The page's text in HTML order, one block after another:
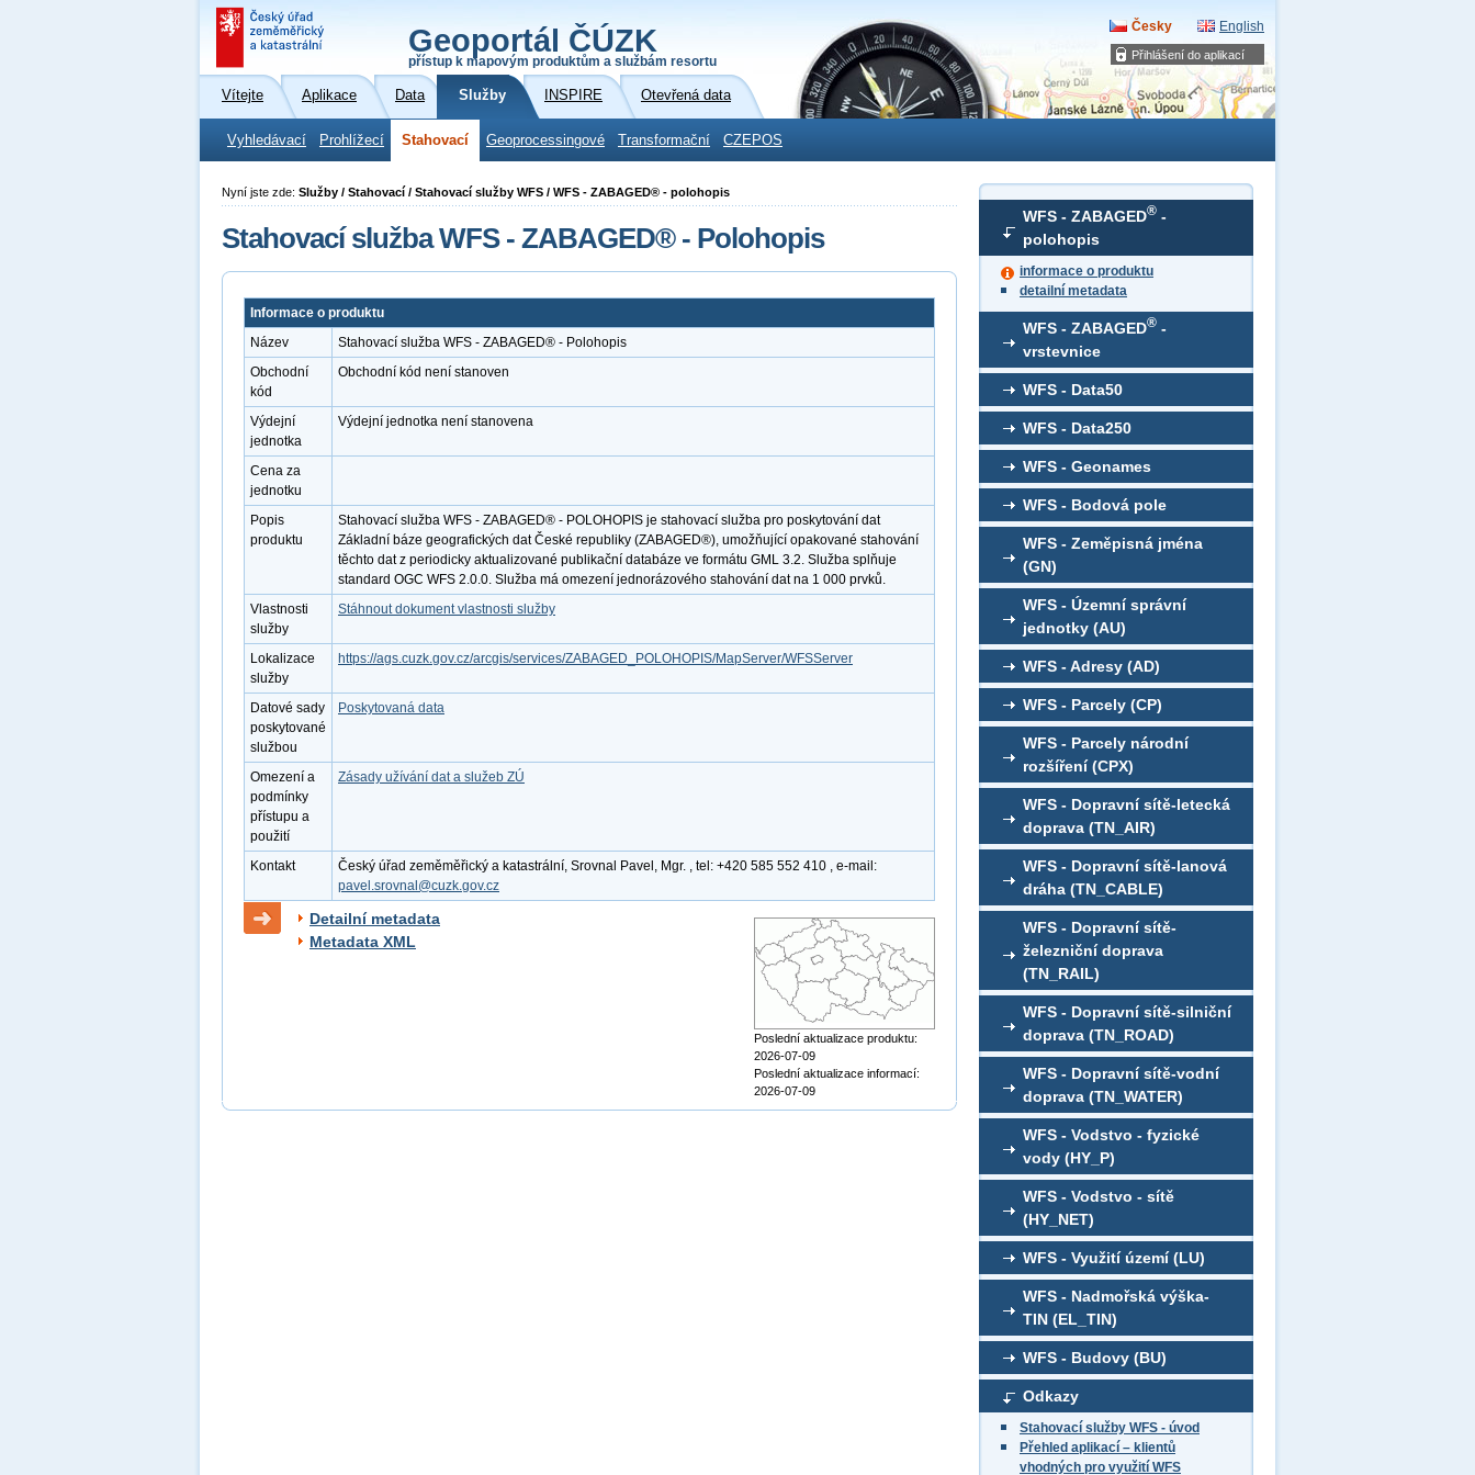
Přihlášení do aplikací
Geoportál ČÚZK
přístup k mapovým produktům a službám resortu
Česky English
Vítejte Aplikace Data Služby INSPIRE Otevřená data
Vyhledávací Prohlížecí Stahovací Geoprocessingové Transformační CZEPOS
WFS - ZABAGED® -
polohopis
informace o produktu
detailní metadata
WFS - ZABAGED® -
vrstevnice
WFS - Data50
WFS - Data250
WFS - Geonames
WFS - Bodová pole
WFS - Zeměpisná jména
(GN)
WFS - Územní správní
jednotky (AU)
WFS - Adresy (AD)
WFS - Parcely (CP)
WFS - Parcely národní
rozšíření (CPX)
WFS - Dopravní sítě-letecká
doprava (TN_AIR)
WFS - Dopravní sítě-lanová
dráha (TN_CABLE)
WFS - Dopravní sítě-
železniční doprava
(TN_RAIL)
WFS - Dopravní sítě-silniční
doprava (TN_ROAD)
WFS - Dopravní sítě-vodní
doprava (TN_WATER)
WFS - Vodstvo - fyzické
vody (HY_P)
WFS - Vodstvo - sítě
(HY_NET)
WFS - Využití území (LU)
WFS - Nadmořská výška-
TIN (EL_TIN)
WFS - Budovy (BU)
Odkazy
Stahovací služby WFS - úvod
Přehled aplikací – klientů
vhodných pro využití WFS
Nyní jste zde: Služby / Stahovací / Stahovací služby WFS / WFS - ZABAGED® - polohopis
Stahovací služba WFS - ZABAGED® - Polohopis
Informace o produktu
Název
Stahovací služba WFS - ZABAGED® - Polohopis
Obchodní
kód
Obchodní kód není stanoven
Výdejní
jednotka
Výdejní jednotka není stanovena
Cena za
jednotku
Popis
produktu
Stahovací služba WFS - ZABAGED® - POLOHOPIS je stahovací služba pro poskytování dat
Základní báze geografických dat České republiky (ZABAGED®), umožňující opakované stahování
těchto dat z periodicky aktualizované publikační databáze ve formátu GML 3.2. Služba splňuje
standard OGC WFS 2.0.0. Služba má omezení jednorázového stahování dat na 1 000 prvků.
Vlastnosti
služby
Stáhnout dokument vlastnosti služby
Lokalizace
služby
https://ags.cuzk.gov.cz/arcgis/services/ZABAGED_POLOHOPIS/MapServer/WFSServer
Datové sady
poskytované
službou
Poskytovaná data
Omezení a
podmínky
přístupu a
použití
Zásady užívání dat a služeb ZÚ
Kontakt
Český úřad zeměměřický a katastrální, Srovnal Pavel, Mgr. , tel: +420 585 552 410 , e-mail:
pavel.srovnal@cuzk.gov.cz
Detailní metadata
Metadata XML
Poslední aktualizace produktu:
2026-07-09
Poslední aktualizace informací:
2026-07-09